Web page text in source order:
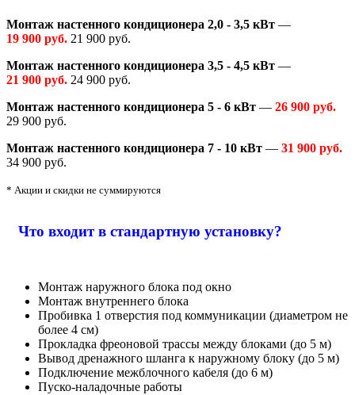
Монтаж настенного кондиционера 2,0 - 3,5 кВт —
19 900 руб. 21 900 руб.
Монтаж настенного кондиционера 3,5 - 4,5 кВт —
21 900 руб. 24 900 руб.
Монтаж настенного кондиционера 5 - 6 кВт — 26 900 руб.
29 900 руб.
Монтаж настенного кондиционера 7 - 10 кВт — 31 900 руб.
34 900 руб.
* Акции и скидки не суммируются
Что входит в стандартную установку?
Монтаж наружного блока под окно
Монтаж внутреннего блока
Пробивка 1 отверстия под коммуникации (диаметром не
более 4 см)
Прокладка фреоновой трассы между блоками (до 5 м)
Вывод дренажного шланга к наружному блоку (до 5 м)
Подключение межблочного кабеля (до 6 м)
Пуско-наладочные работы